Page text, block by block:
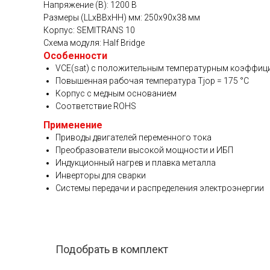
Напряжение (В): 1200 В
Размеры (LLxBBxHH) мм: 250x90x38 мм
Корпус: SEMITRANS 10
Схема модуля: Half Bridge
Особенности
VCE(sat) с положительным температурным
Повышенная рабочая температура Tjop = 175 °C
Корпус с медным основанием
Соответствие ROHS
Применение
Приводы двигателей переменного тока
Преобразователи высокой мощности и ИБП
Индукционный нагрев и плавка металла
Инверторы для сварки
Системы передачи и распределения электроэнергии
Подобрать в комплект